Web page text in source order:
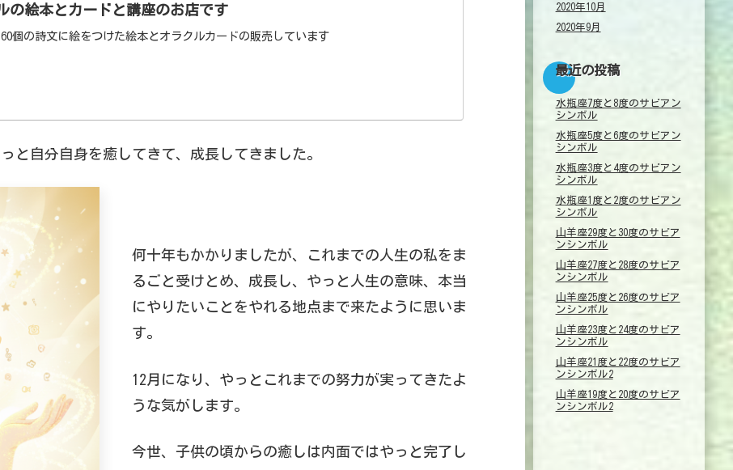
の絵本とカードと講座のお店です
個の詩文に絵をつけた絵本とオラクルカードの販売しています
と自分自身を癒してきて、成長してきました。
何十年もかかりましたが、これまでの人生の私をま
るごと受けとめ、成長し、やっと人生の意味、本当
にやりたいことをやれる地点まで来たように思いま
す。
12月になり、やっとこれまでの努力が実ってきたよ
うな気がします。
今世、子供の頃からの癒しは内面ではやっと完了し
2020年10月
2020年9月
最近の投稿
水瓶座7度と8度のサビアン
シンボル
水瓶座5度と6度のサビアン
シンボル
水瓶座3度と4度のサビアン
シンボル
水瓶座1度と2度のサビアン
シンボル
山羊座29度と30度のサビア
ンシンボル
山羊座27度と28度のサビア
ンシンボル
山羊座25度と26度のサビア
ンシンボル
山羊座23度と24度のサビア
ンシンボル
山羊座21度と22度のサビア
ンシンボル2
山羊座19度と20度のサビア
ンシンボル2